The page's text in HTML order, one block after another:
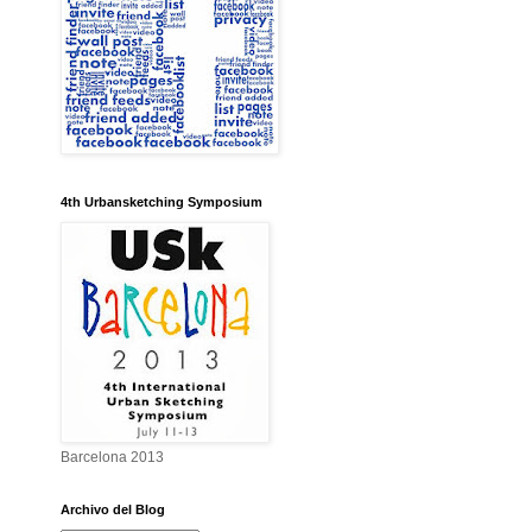
4th Urbansketching Symposium
Barcelona 2013
Archivo del Blog